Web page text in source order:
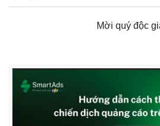
Mời quý độc